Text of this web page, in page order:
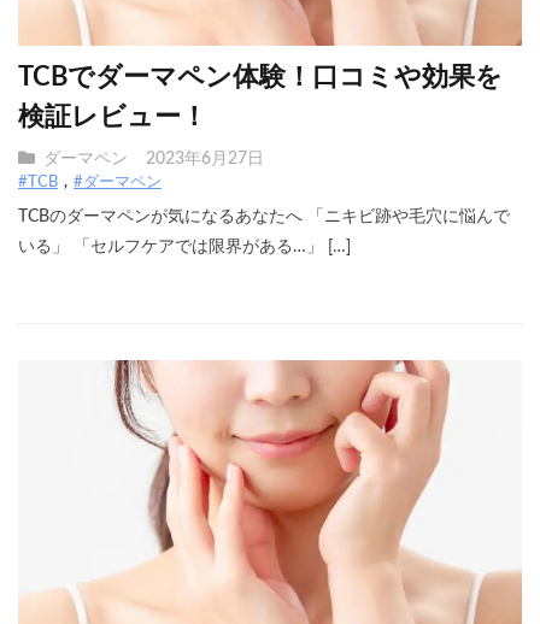
TCBでダーマペン体験！口コミや効果を
検証レビュー！
ダーマペン 2023年6月27日
#TCB #ダーマペン
TCBのダーマペンが気になるあなたへ 「ニキビ跡や毛穴に悩んで
いる」 「セルフケアでは限界がある…」 […]